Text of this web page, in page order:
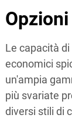
Le capacità
economici
un'ampia
più svariate
diversi stili di